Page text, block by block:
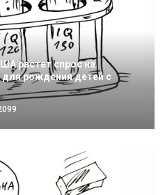
растет спрос на
для рождения детей с